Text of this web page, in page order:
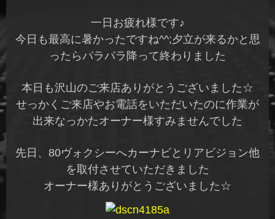
一日お疲れ様です♪
今日も最高に暑かったですね^^;夕立が来るかと思
ったらパラパラ降って終わりました
本日も沢山のご来店ありがとうございました☆
せっかくご来店やお電話をいただいたのに作業が
出来なっかたオーナー様すみませんでした
先日、80ヴォクシーへカーナビとリアビジョン他
を取付させていただきました
オーナー様ありがとうございました☆